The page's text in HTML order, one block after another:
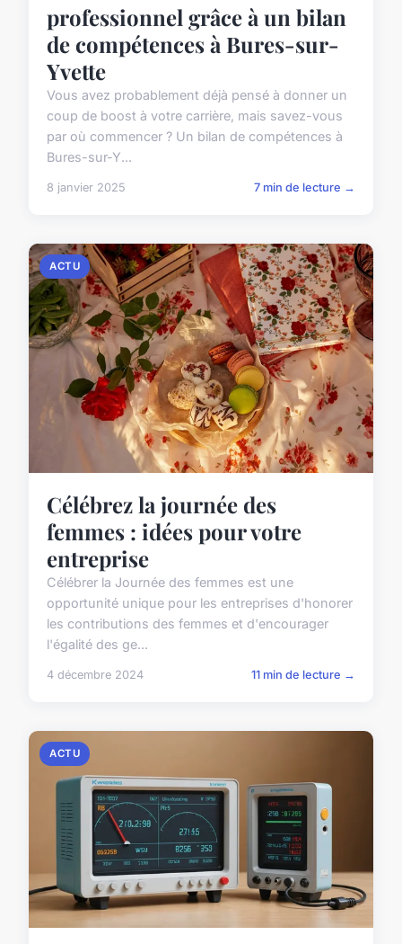
professionnel grâce à un bilan
de compétences à Bures-sur-
Yvette
Vous avez probablement déjà pensé à donner un
coup de boost à votre carrière, mais savez-vous
par où commencer ? Un bilan de compétences à
Bures-sur-Y...
8 janvier 2025 7 min de lecture →
ACTU
Célébrez la journée des
femmes : idées pour votre
entreprise
Célébrer la Journée des femmes est une
opportunité unique pour les entreprises d'honorer
les contributions des femmes et d'encourager
l'égalité des ge...
4 décembre 2024 11 min de lecture →
ACTU